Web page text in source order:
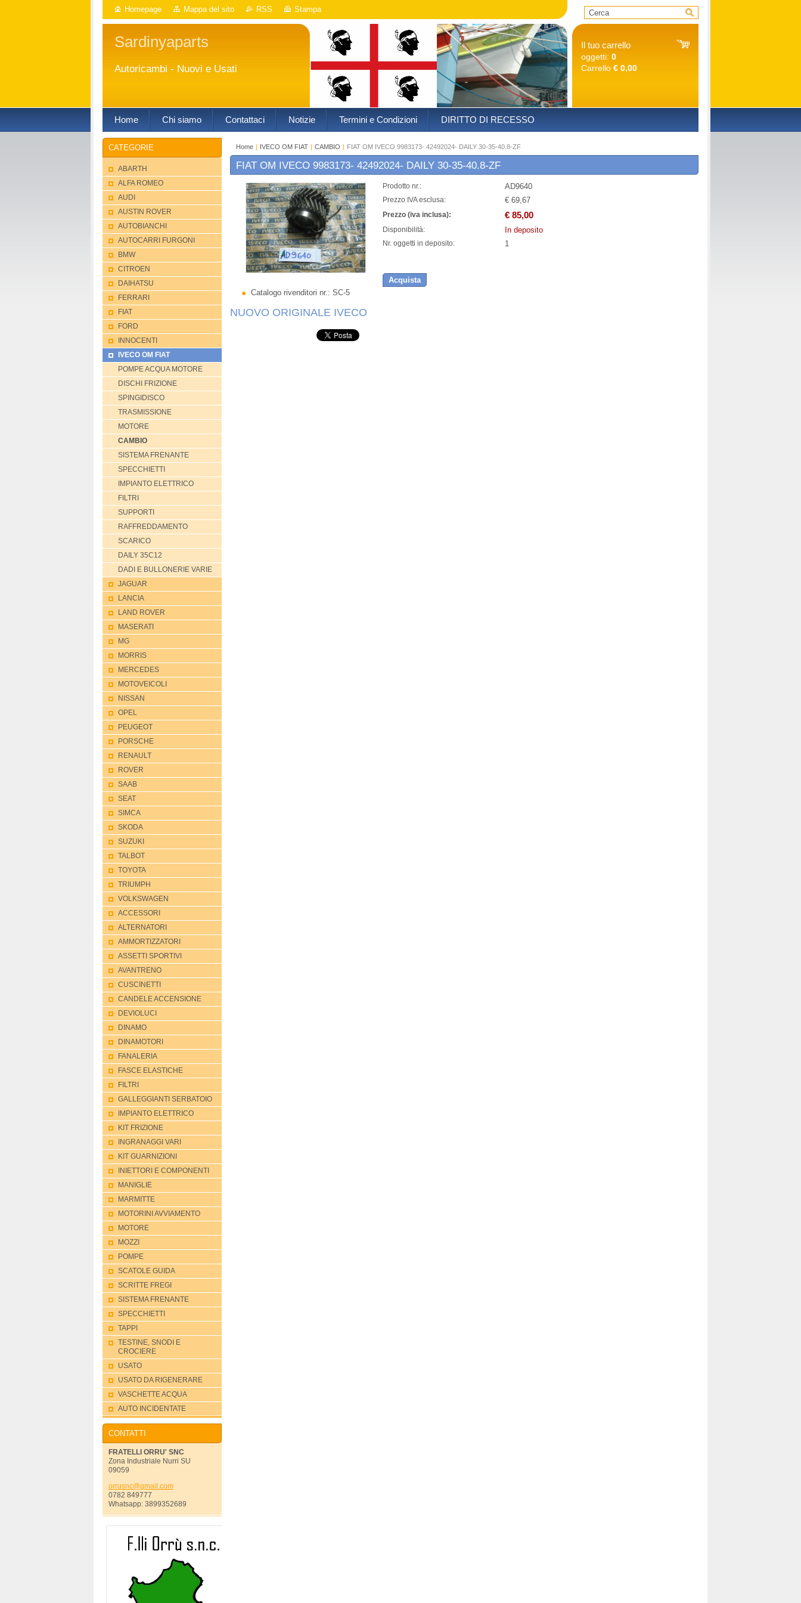
Homepage Mappa del sito RSS Stampa
Sardinyaparts
Autoricambi - Nuovi e Usati
Il tuo carrello
oggetti: 0
Carrello € 0,00
Home Chi siamo Contattaci Notizie Termini e Condizioni DIRITTO DI RECESSO
Home | IVECO OM FIAT | CAMBIO | FIAT OM IVECO 9983173- 42492024- DAILY 30-35-40.8-ZF
FIAT OM IVECO 9983173- 42492024- DAILY 30-35-40.8-ZF
Catalogo rivenditori nr.: SC-5
Prodotto nr.: AD9640
Prezzo IVA esclusa: € 69,67
Prezzo (iva inclusa): € 85,00
Disponibilità: In deposito
Nr. oggetti in deposito: 1
Acquista
NUOVO ORIGINALE IVECO
CATEGORIE
ABARTH
ALFA ROMEO
AUDI
AUSTIN ROVER
AUTOBIANCHI
AUTOCARRI FURGONI
BMW
CITROEN
DAIHATSU
FERRARI
FIAT
FORD
INNOCENTI
IVECO OM FIAT
POMPE ACQUA MOTORE
DISCHI FRIZIONE
SPINGIDISCO
TRASMISSIONE
MOTORE
CAMBIO
SISTEMA FRENANTE
SPECCHIETTI
IMPIANTO ELETTRICO
FILTRI
SUPPORTI
RAFFREDDAMENTO
SCARICO
DAILY 35C12
DADI E BULLONERIE VARIE
JAGUAR
LANCIA
LAND ROVER
MASERATI
MG
MORRIS
MERCEDES
MOTOVEICOLI
NISSAN
OPEL
PEUGEOT
PORSCHE
RENAULT
ROVER
SAAB
SEAT
SIMCA
SKODA
SUZUKI
TALBOT
TOYOTA
TRIUMPH
VOLKSWAGEN
ACCESSORI
ALTERNATORI
AMMORTIZZATORI
ASSETTI SPORTIVI
AVANTRENO
CUSCINETTI
CANDELE ACCENSIONE
DEVIOLUCI
DINAMO
DINAMOTORI
FANALERIA
FASCE ELASTICHE
FILTRI
GALLEGGIANTI SERBATOIO
IMPIANTO ELETTRICO
KIT FRIZIONE
INGRANAGGI VARI
KIT GUARNIZIONI
INIETTORI E COMPONENTI
MANIGLIE
MARMITTE
MOTORINI AVVIAMENTO
MOTORE
MOZZI
POMPE
SCATOLE GUIDA
SCRITTE FREGI
SISTEMA FRENANTE
SPECCHIETTI
TAPPI
TESTINE, SNODI E
CROCIERE
USATO
USATO DA RIGENERARE
VASCHETTE ACQUA
AUTO INCIDENTATE
CONTATTI
FRATELLI ORRU' SNC
Zona Industriale Nurri SU
09059
orrusnc@gmail.com
0782 849777
Whatsapp: 3899352689